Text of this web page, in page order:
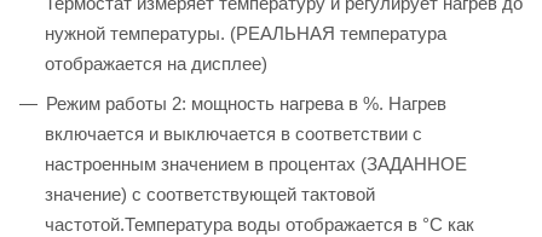
нужной температуры. (РЕАЛЬНАЯ температура
отображается на дисплее)
Режим работы 2: мощность нагрева в %. Нагрев
включается и выключается в соответствии с
настроенным значением в процентах (ЗАДАННОЕ
значение) с соответствующей тактовой
частотой.Температура воды отображается в °C как